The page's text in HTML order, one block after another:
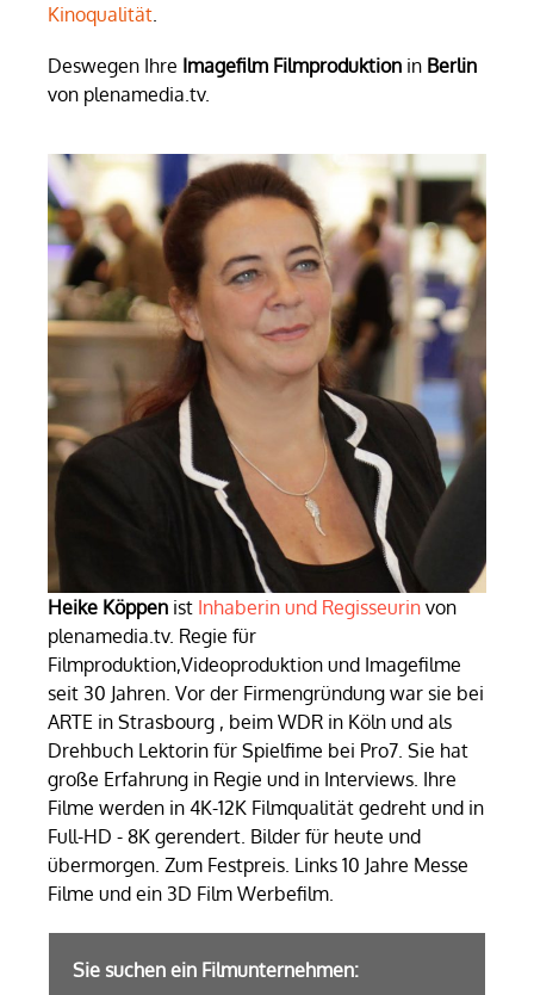
Kinoqualität.
Deswegen Ihre Imagefilm Filmproduktion in Berlin
von plenamedia.tv.
Heike Köppen ist Inhaberin und Regisseurin von
plenamedia.tv. Regie für
Filmproduktion,Videoproduktion und Imagefilme
seit 30 Jahren. Vor der Firmengründung war sie bei
ARTE in Strasbourg , beim WDR in Köln und als
Drehbuch Lektorin für Spielfime bei Pro7. Sie hat
große Erfahrung in Regie und in Interviews. Ihre
Filme werden in 4K-12K Filmqualität gedreht und in
Full-HD - 8K gerendert. Bilder für heute und
übermorgen. Zum Festpreis. Links 10 Jahre Messe
Filme und ein 3D Film Werbefilm.
Sie suchen ein Filmunternehmen: